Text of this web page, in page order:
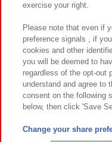
お取引先さまとと
カスタマーハラスメント対
©Bandai
exercise your right.
Please note that even if
preference signals , if
cookies and other
you will be deemed to
regardless of the opt-out
understand and agree to
consent on the following
below, then click 'Save
Change your share